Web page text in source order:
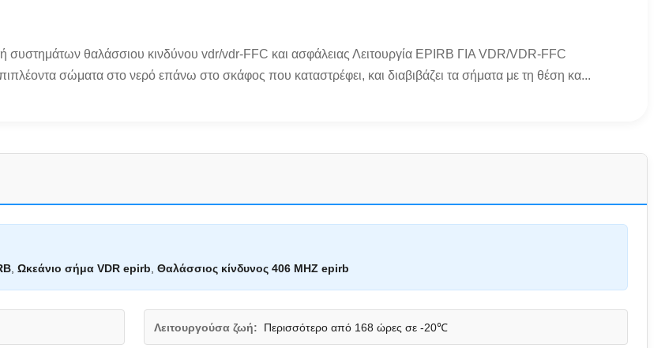
συστημάτων θαλάσσιου κινδύνου vdr/vdr-FFC και ασφάλειας Λειτουργία EPIRB ΓΙΑ VDR/VDR-FFC
σώματα στο νερό επάνω στο σκάφος που καταστρέφει, και διαβιβάζει τα σήματα με τη θέση κα...
Ωκεάνιο σήμα VDR epirb Θαλάσσιος κίνδυνος 406 MHZ epirb
Λειτουργούσα ζωή: Περισσότερο από 168 ώρες σε -20℃